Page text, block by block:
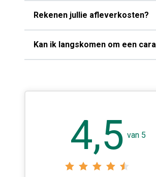
Rekenen jullie afleverkosten?
Kan ik langskomen om een
4,5 van 5
gekocht met top service en
ik in de toekomst weer een
dan weet ik waar.